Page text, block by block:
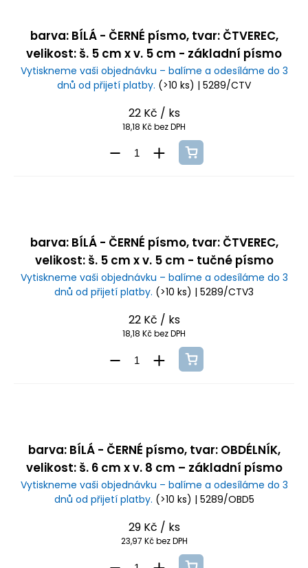
barva: BÍLÁ - ČERNÉ písmo, tvar: ČTVEREC,
velikost: š. 5 cm x v. 5 cm - základní písmo
Vytiskneme vaši objednávku – balíme a odesíláme do 3
dnů od přijetí platby. (>10 ks) | 5289/CTV
22 Kč / ks
18,18 Kč bez DPH
barva: BÍLÁ - ČERNÉ písmo, tvar: ČTVEREC,
velikost: š. 5 cm x v. 5 cm - tučné písmo
Vytiskneme vaši objednávku – balíme a odesíláme do 3
dnů od přijetí platby. (>10 ks) | 5289/CTV3
22 Kč / ks
18,18 Kč bez DPH
barva: BÍLÁ - ČERNÉ písmo, tvar: OBDÉLNÍK,
velikost: š. 6 cm x v. 8 cm – základní písmo
Vytiskneme vaši objednávku – balíme a odesíláme do 3
dnů od přijetí platby. (>10 ks) | 5289/OBD5
29 Kč / ks
23,97 Kč bez DPH